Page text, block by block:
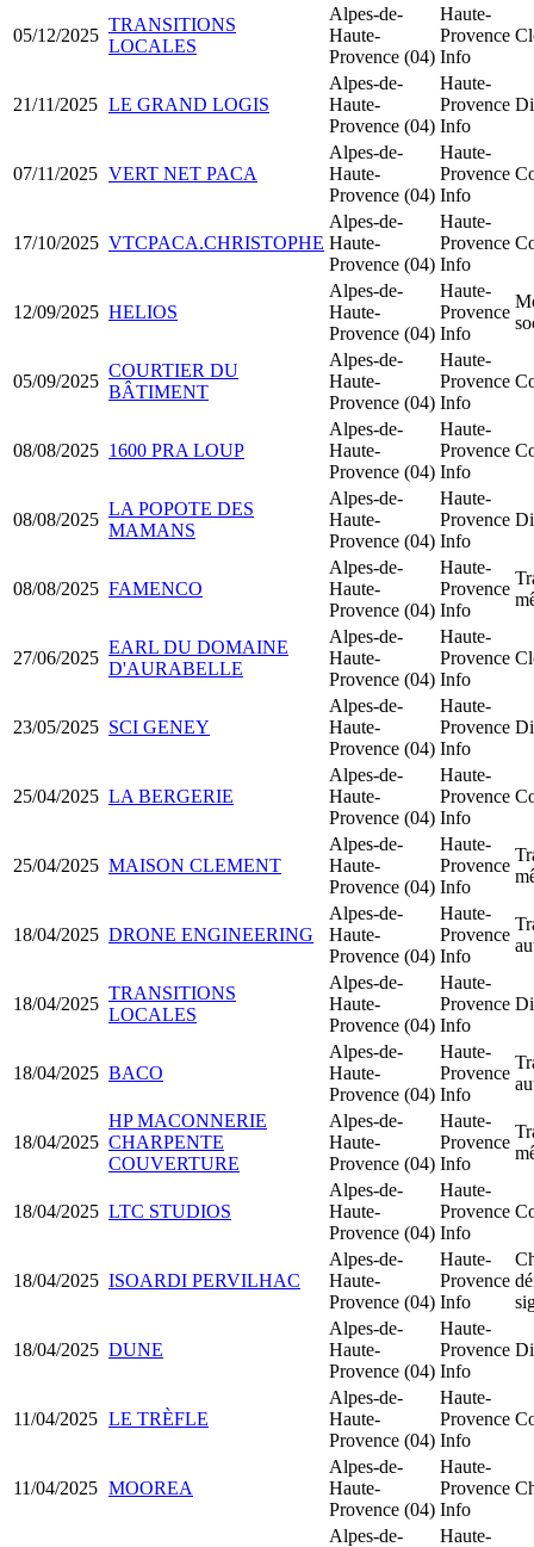
05/12/2025
TRANSITIONS
LOCALES
Alpes-de-
Haute-
Provence (04)
Haute-
Provence
Info
21/11/2025 LE GRAND LOGIS
Alpes-de-
Haute-
Provence (04)
Haute-
Provence
Info
07/11/2025 VERT NET PACA
Alpes-de-
Haute-
Provence (04)
Haute-
Provence
Info
17/10/2025 VTCPACA.CHRISTOPHE
Alpes-de-
Haute-
Provence (04)
Haute-
Provence
Info
12/09/2025 HELIOS
Alpes-de-
Haute-
Provence (04)
Haute-
Provence
Info
05/09/2025
COURTIER DU
BÂTIMENT
Alpes-de-
Haute-
Provence (04)
Haute-
Provence
Info
08/08/2025 1600 PRA LOUP
Alpes-de-
Haute-
Provence (04)
Haute-
Provence
Info
08/08/2025
LA POPOTE DES
MAMANS
Alpes-de-
Haute-
Provence (04)
Haute-
Provence
Info
08/08/2025 FAMENCO
Alpes-de-
Haute-
Provence (04)
Haute-
Provence
Info
27/06/2025
EARL DU DOMAINE
D'AURABELLE
Alpes-de-
Haute-
Provence (04)
Haute-
Provence
Info
23/05/2025 SCI GENEY
Alpes-de-
Haute-
Provence (04)
Haute-
Provence
Info
25/04/2025 LA BERGERIE
Alpes-de-
Haute-
Provence (04)
Haute-
Provence
Info
25/04/2025 MAISON CLEMENT
Alpes-de-
Haute-
Provence (04)
Haute-
Provence
Info
18/04/2025 DRONE ENGINEERING
Alpes-de-
Haute-
Provence (04)
Haute-
Provence
Info
18/04/2025
TRANSITIONS
LOCALES
Alpes-de-
Haute-
Provence (04)
Haute-
Provence
Info
18/04/2025 BACO
Alpes-de-
Haute-
Provence (04)
Haute-
Provence
Info
18/04/2025
HP MACONNERIE
CHARPENTE
COUVERTURE
Alpes-de-
Haute-
Provence (04)
Haute-
Provence
Info
18/04/2025 LTC STUDIOS
Alpes-de-
Haute-
Provence (04)
Haute-
Provence
Info
18/04/2025 ISOARDI PERVILHAC
Alpes-de-
Haute-
Provence (04)
Haute-
Provence
Info
18/04/2025 DUNE
Alpes-de-
Haute-
Provence (04)
Haute-
Provence
Info
11/04/2025 LE TRÈFLE
Alpes-de-
Haute-
Provence (04)
Haute-
Provence
Info
11/04/2025 MOOREA
Alpes-de-
Haute-
Provence (04)
Haute-
Provence
Info
Alpes-de-
Haute-